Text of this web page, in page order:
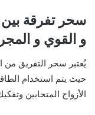
سحر تفرقة
و القوي و
يُعتبر سحر التفريق من
حيث يتم استخدام
الأزواج المتحابين